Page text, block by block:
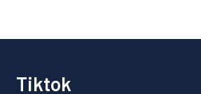
Tiktok